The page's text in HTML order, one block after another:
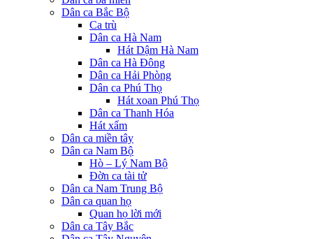
Dân ca Bắc Bộ
Ca trù
Dân ca Hà Nam
Hát Dậm Hà Nam
Dân ca Hà Đông
Dân ca Hải Phòng
Dân ca Phú Thọ
Hát xoan Phú Thọ
Dân ca Thanh Hóa
Hát xẩm
Dân ca miền tây
Dân ca Nam Bộ
Hò – Lý Nam Bộ
Đờn ca tài tử
Dân ca Nam Trung Bộ
Dân ca quan họ
Quan họ lời mới
Dân ca Tây Bắc